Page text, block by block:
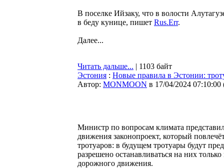
В поселке Ийзаку, что в волости
в беду кунице, пишет Rus.Err.
Далее...
Читать дальше... | 1103 байт
Эстония : Новые правила в Эстонии:
Автор: MONMOON в 17/04/2024 07:10:00
Министр по вопросам климата
движения законопроект, который
тротуаров: в будущем тротуары будут
разрешено останавливаться на них
дорожного движения.